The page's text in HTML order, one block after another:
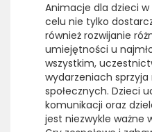
Animacje dla dzieci
celu nie tylko
również rozwijanie
umiejętności u
wszystkim,
wydarzeniach
społecznych. Dzieci
komunikacji oraz
jest niezwykle ważne